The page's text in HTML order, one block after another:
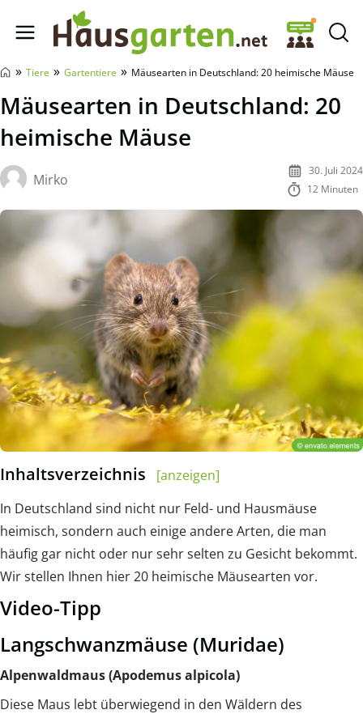
Hausgarten.net
» Tiere » Gartentiere » Mäusearten in Deutschland: 20 heimische Mäuse
Mäusearten in Deutschland: 20
heimische Mäuse
Mirko
30. Juli 2024
12 Minuten
Inhaltsverzeichnis
[anzeigen]
In Deutschland sind nicht nur Feld- und Hausmäuse
heimisch, sondern auch einige andere Arten, die man
häufig gar nicht oder nur sehr selten zu Gesicht bekommt.
Wir stellen Ihnen hier 20 heimische Mäusearten vor.
Video-Tipp
Langschwanzmäuse (Muridae)
Alpenwaldmaus (Apodemus alpicola)
Diese Maus lebt überwiegend in den Wäldern des